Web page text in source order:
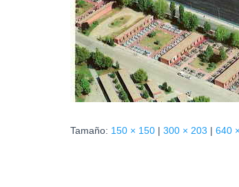
Tamaño: 150 × 150 | 300 × 203 | 640